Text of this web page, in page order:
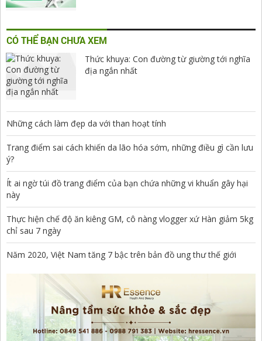
CÓ THỂ BẠN CHƯA XEM
Thức khuya: Con đường từ giường tới nghĩa
địa ngắn nhất
Những cách làm đẹp da với than hoạt tính
Trang điểm sai cách khiến da lão hóa sớm, những điều gì cần lưu
ý?
Ít ai ngờ túi đồ trang điểm của bạn chứa những vi khuẩn gây hại
này
Thực hiện chế độ ăn kiêng GM, cô nàng vlogger xứ Hàn giảm 5kg
chỉ sau 7 ngày
Năm 2020, Việt Nam tăng 7 bậc trên bản đồ ung thư thế giới